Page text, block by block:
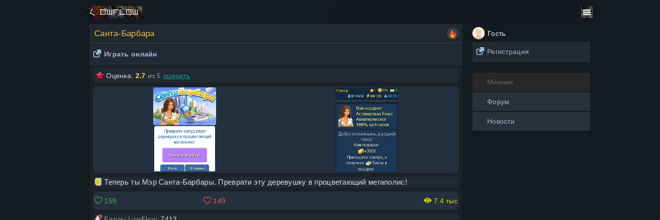
Гость
Регистрация
Санта-Барбара
Играть онлайн
Оценка: 2.7 из 5 оценить
Теперь ты Мэр Санта-Барбары. Преврати эту деревушку в процветающий мегаполис!
159 149 7.4 тыс
Мнения
Форум
Новости